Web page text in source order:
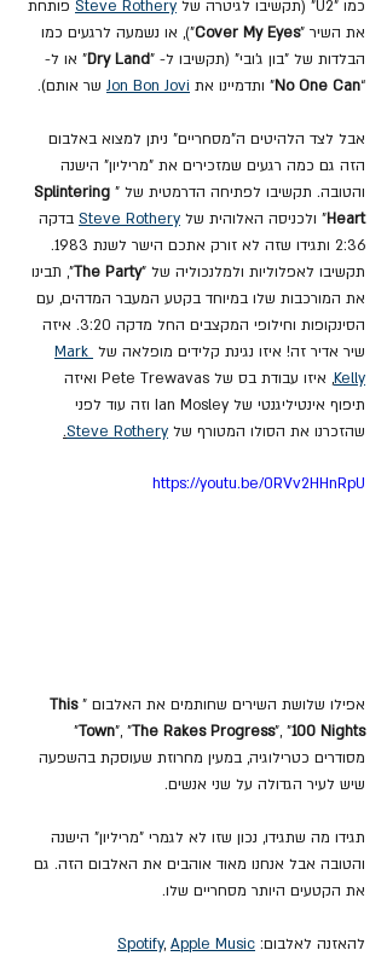
כמו "U2" (תקשיבו לגיטרה של
Steve Rothery פותחת
את השיר "Cover My Eyes"), או נשמעה לרגעים כמו
הבלדות של "בון ג'ובי" (תקשיבו ל- "Dry Land" או ל-
“
No One Can” ותדמיינו את Jon Bon Jovi שר אותם).
אבל לצד הלהיטים ה"מסחריים" ניתן למצוא באלבום
הזה גם כמה רגעים שמזכירים את "מריליון" הישנה
והטובה. תקשיבו לפתיחה הדרמטית של " Splintering
Heart" ולכניסה האלוהית של Steve Rothery בדקה
2:36 ותגידו שזה לא זורק אתכם הישר לשנת 1983.
תקשיבו לאפלוליות ולמלנכוליה של "The Party", תבינו
את המורכבות שלו במיוחד בקטע המעבר המדהים, עם
הסינקופות וחילופי המקצבים החל מדקה 3:20. איזה
שיר אדיר זה! איזו נגינת קלידים מופלאה של Mark
Kelly
, איזו עבודת בס של Pete Trewavas ואיזה
תיפוף אינטיליגנטי של Ian Mosley וזה עוד לפני
שהזכרנו את הסולו המטורף של Steve Rothery
.
https://youtu.be/0RVv2HHnRpU
אפילו שלושת השירים שחותמים את האלבום "This
Town", "The Rakes Progress", "100 Nights
"
מסודרים כטרילוגיה, במעין מחרוזת שעוסקת בהשפעה
שיש לעיר הגדולה על שני אנשים.
תגידו מה שתגידו, נכון שזו לא לגמרי "מריליון" הישנה
והטובה אבל אנחנו מאוד אוהבים את האלבום הזה. גם
את הקטעים היותר מסחריים שלו.
להאזנה לאלבום: Spotify, Apple Music